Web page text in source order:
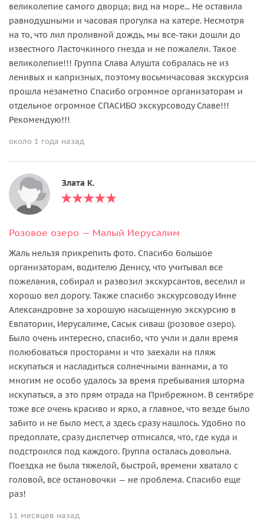
великолепие самого дворца; вид на море... Не оставила
равнодушными и часовая прогулка на катере. Несмотря
на то, что лил проливной дождь, мы все-таки дошли до
известного Ласточкиного гнезда и не пожалели. Такое
великолепие!!! Группа Слава Алушта собралась не из
ленивых и капризных, поэтому восьмичасовая экскурсия
прошла незаметно Спасибо огромное организаторам и
отдельное огромное СПАСИБО экскурсоводу Славе!!!
Рекомендую!!!
около 1 года назад
Злата К.
Розовое озеро — Малый Иерусалим
Жаль нельзя прикрепить фото. Спасибо большое
организаторам, водителю Денису, что учитывал все
пожелания, собирал и развозил экскурсантов, веселил и
хорошо вел дорогу. Также спасибо экскурсоводу Инне
Александровне за хорошую насыщенную экскурсию в
Евпатории, Иерусалиме, Сасык сиваш (розовое озеро).
Было очень интересно, спасибо, что учли и дали время
полюбоваться просторами и что заехали на пляж
искупаться и насладиться солнечными ваннами, а то
многим не особо удалось за время пребывания шторма
искупаться, а это прям отрада на Прибрежном. В сентябре
тоже все очень красиво и ярко, а главное, что везде было
забито и не было мест, а здесь сразу нашлось. Удобно по
предоплате, сразу диспетчер отписался, что, где куда и
подстроился под каждого. Группа осталась довольна.
Поездка не была тяжелой, быстрой, времени хватало с
головой, все остановочки — не проблема. Спасибо еще
раз!
11 месяцев назад